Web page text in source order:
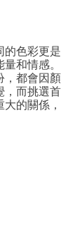
的色彩更是
和情感。
，都會因顏
，而挑選首
的關係，